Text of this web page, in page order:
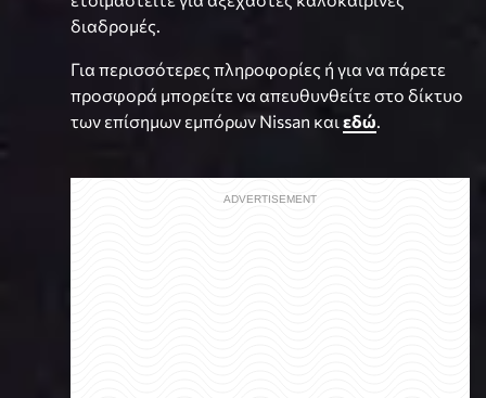
διαδρομές.
Για περισσότερες πληροφορίες ή για να πάρετε
προσφορά μπορείτε να απευθυνθείτε στο δίκτυο
των επίσημων εμπόρων Nissan και εδώ